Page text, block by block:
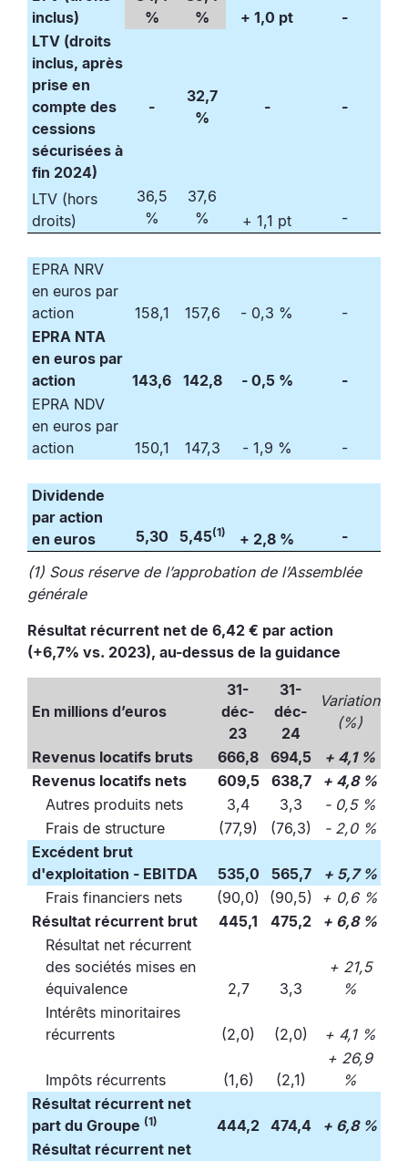
inclus)
%
%
+ 1,0 pt
-
LTV (droits
inclus, après
prise en
compte des
cessions
sécurisées à
fin 2024)
-
32,7
%
- -
LTV (hors
droits)
36,5
%
37,6
%
+ 1,1 pt -
EPRA NRV
en euros par
action
158,1 157,6 - 0,3 %
-
EPRA NTA
en euros par
action
143,6 142,8 - 0,5 %
-
EPRA NDV
en euros par
action
150,1 147,3 - 1,9 % -
Dividende
par action
en euros
5,30 5,45(1) + 2,8 %
-
(1) Sous réserve de l’approbation de l’Assemblée
générale
Résultat récurrent net de 6,42 € par action
(+6,7% vs. 2023), au-dessus de la guidance
En millions d’euros
31-
déc-
23
31-
déc-
24
Variation
(%)
Revenus locatifs bruts
666,8 694,5
+ 4,1 %
Revenus locatifs nets
609,5 638,7
+ 4,8 %
Autres produits nets
3,4 3,3
- 0,5 %
Frais de structure
(77,9) (76,3)
- 2,0 %
Excédent brut
d'exploitation - EBITDA
535,0 565,7
+ 5,7 %
Frais financiers nets
(90,0) (90,5)
+ 0,6 %
Résultat récurrent brut
445,1 475,2
+ 6,8 %
Résultat net récurrent
des sociétés mises en
équivalence
2,7 3,3
+ 21,5
%
Intérêts minoritaires
récurrents
(2,0) (2,0) + 4,1 %
Impôts récurrents (1,6) (2,1)
+ 26,9
%
Résultat récurrent net
part du Groupe (1) 444,2 474,4
+ 6,8 %
Résultat récurrent net